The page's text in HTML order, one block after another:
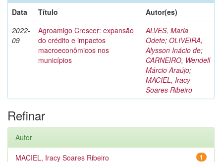
Data
Título
Autor(es)
2022-
09
Agroamigo Crescer: expansão
do crédito e impactos
macroeconômicos nos
municípios
ALVES, Maria
Odete; OLIVEIRA,
Alysson Inácio de;
CARNEIRO, Wendell
Márcio Araújo;
MACIEL, Iracy
Soares Ribeiro
Refinar
Autor
1
MACIEL, Iracy Soares Ribeiro